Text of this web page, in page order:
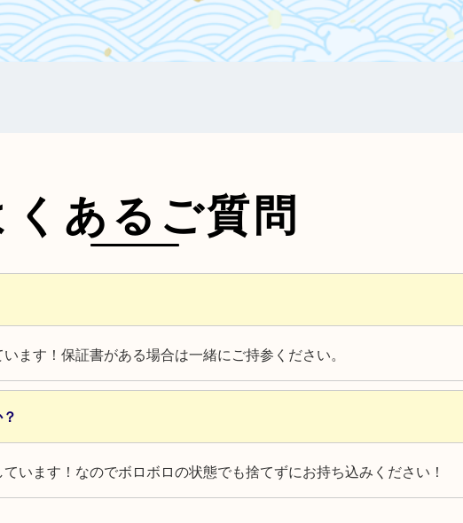
くあるご質問
ます！保証書がある場合は一緒にご持参ください。
います！なのでボロボロの状態でも捨てずにお持ち込みください！